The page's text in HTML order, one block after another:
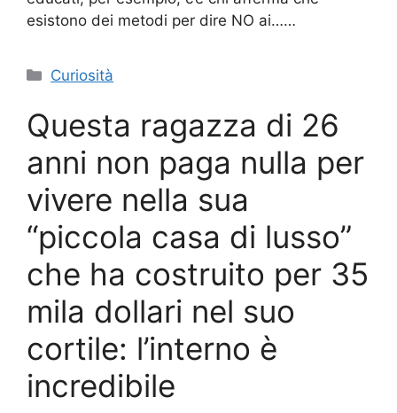
esistono dei metodi per dire NO ai……
Categorie
Curiosità
Questa ragazza di 26
anni non paga nulla per
vivere nella sua
“piccola casa di lusso”
che ha costruito per 35
mila dollari nel suo
cortile: l’interno è
incredibile